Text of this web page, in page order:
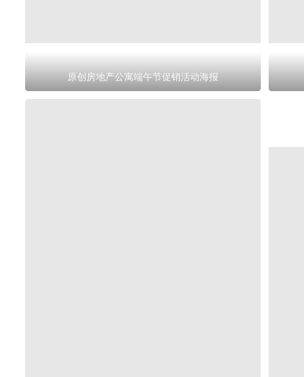
原创房地产公寓端午节促销活动海报